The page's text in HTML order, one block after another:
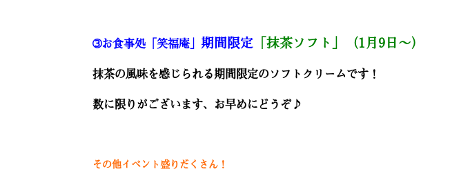
➂お食事処「笑福庵」期間限定 「抹茶ソフト」（1月9日～）
抹茶の風味を感じられる期間限定のソフトクリームです！
数に限りがございます、お早めにどうぞ♪
その他イベント盛りだくさん！